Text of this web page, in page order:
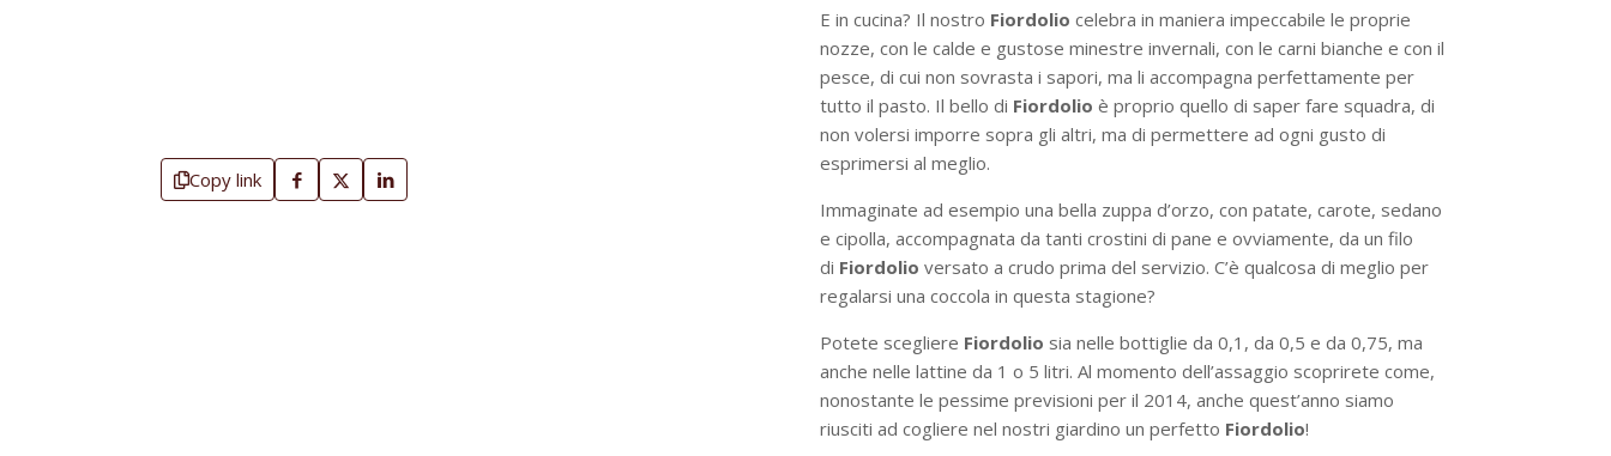
Copy link
E in cucina? Il nostro Fiordolio celebra in maniera impeccabile le proprie
nozze, con le calde e gustose minestre invernali, con le carni bianche e con il
pesce, di cui non sovrasta i sapori, ma li accompagna perfettamente per
tutto il pasto. Il bello di Fiordolio è proprio quello di saper fare squadra, di
non volersi imporre sopra gli altri, ma di permettere ad ogni gusto di
esprimersi al meglio.
Immaginate ad esempio una bella zuppa d’orzo, con patate, carote, sedano
e cipolla, accompagnata da tanti crostini di pane e ovviamente, da un filo
di Fiordolio versato a crudo prima del servizio. C’è qualcosa di meglio per
regalarsi una coccola in questa stagione?
Potete scegliere Fiordolio sia nelle bottiglie da 0,1, da 0,5 e da 0,75, ma
anche nelle lattine da 1 o 5 litri. Al momento dell’assaggio scoprirete come,
nonostante le pessime previsioni per il 2014, anche quest’anno siamo
riusciti ad cogliere nel nostri giardino un perfetto Fiordolio!